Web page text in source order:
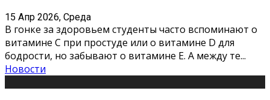
15 Апр 2026, Среда
В гонке за здоровьем студенты часто вспоминают о
витамине С при простуде или о витамине D для
бодрости, но забывают о витамине Е. А между те...
Новости